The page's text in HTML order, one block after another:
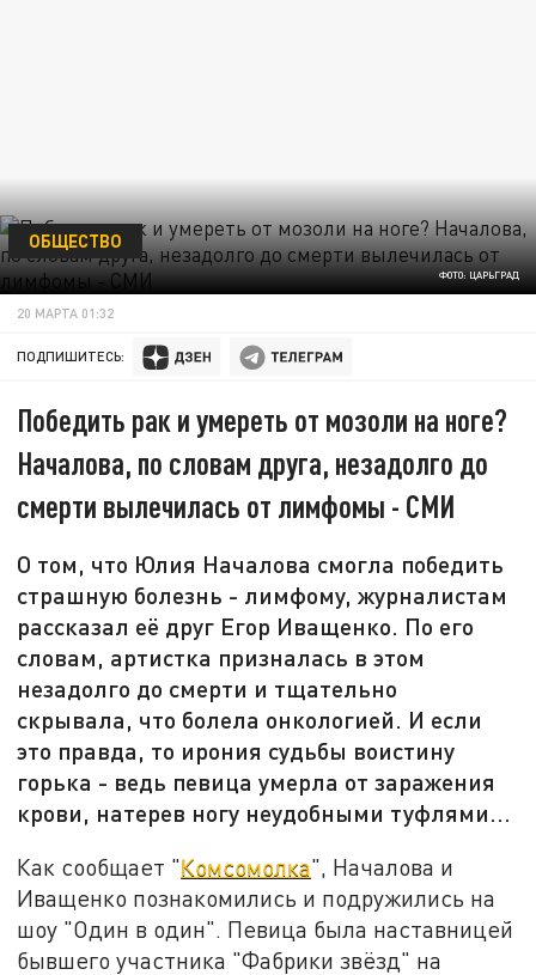
ФОТО: ЦАРЬГРАД
ОБЩЕСТВО
20 МАРТА 01:32
ПОДПИШИТЕСЬ:
Победить рак и умереть от мозоли на ноге?
Началова, по словам друга, незадолго до
смерти вылечилась от лимфомы - СМИ
О том, что Юлия Началова смогла победить
страшную болезнь - лимфому, журналистам
рассказал её друг Егор Иващенко. По его
словам, артистка призналась в этом
незадолго до смерти и тщательно
скрывала, что болела онкологией. И если
это правда, то ирония судьбы воистину
горька - ведь певица умерла от заражения
крови, натерев ногу неудобными туфлями...
Как сообщает "Комсомолка", Началова и
Иващенко познакомились и подружились на
шоу "Один в один". Певица была наставницей
бывшего участника "Фабрики звёзд" на